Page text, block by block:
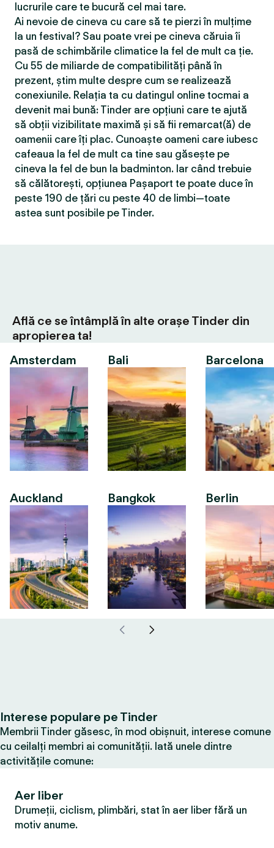
lucrurile care te bucură cel mai tare.
Ai nevoie de cineva cu care să te pierzi în mulțime
la un festival? Sau poate vrei pe cineva căruia îi
pasă de schimbările climatice la fel de mult ca ție.
Cu 55 de miliarde de compatibilităţi până în
prezent, știm multe despre cum se realizează
conexiunile. Relația ta cu datingul online tocmai a
devenit mai bună: Tinder are opțiuni care te ajută
să obții vizibilitate maximă și să fii remarcat(ă) de
oamenii care îți plac. Cunoaște oameni care iubesc
cafeaua la fel de mult ca tine sau găsește pe
cineva la fel de bun la badminton. Iar când trebuie
să călătorești, opțiunea Pașaport te poate duce în
peste 190 de țări cu peste 40 de limbi—toate
astea sunt posibile pe Tinder.
Află ce se întâmplă în alte orașe Tinder din
apropierea ta!
Amsterdam
Auckland
Bali
Bangkok
Barcelona
Berlin
Interese populare pe Tinder
Membrii Tinder găsesc, în mod obișnuit, interese comune
cu ceilalți membri ai comunității. Iată unele dintre
activitățile comune:
Aer liber
Drumeții, ciclism, plimbări, stat în aer liber fără un
motiv anume.